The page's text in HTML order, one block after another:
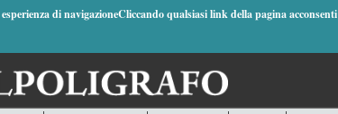
di navigazioneCliccando qualsiasi link della pagina acconsenti